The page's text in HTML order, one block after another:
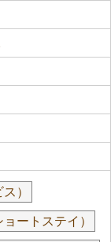
）
ートステイ）